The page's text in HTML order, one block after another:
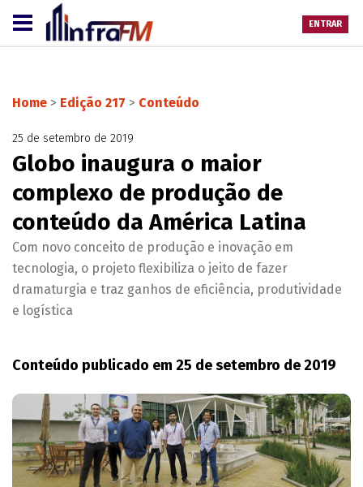
ENTRAR
Home > Edição 217 > Conteúdo
25 de setembro de 2019
Globo inaugura o maior
complexo de produção de
conteúdo da América Latina
Com novo conceito de produção e inovação em
tecnologia, o projeto flexibiliza o jeito de fazer
dramaturgia e traz ganhos de eficiência, produtividade
e logística
Conteúdo publicado em 25 de setembro de 2019